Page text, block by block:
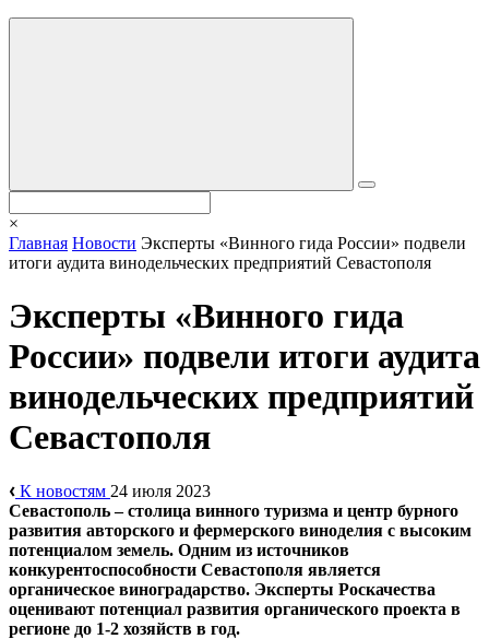
×
Главная Новости Эксперты «Винного гида России» подвели
итоги аудита винодельческих предприятий Севастополя
Эксперты «Винного гида
России» подвели итоги аудита
винодельческих предприятий
Севастополя
К новостям 24 июля 2023
Севастополь – столица винного туризма и центр бурного
развития авторского и фермерского виноделия с высоким
потенциалом земель. Одним из источников
конкурентоспособности Севастополя является
органическое виноградарство. Эксперты Роскачества
оценивают потенциал развития органического проекта в
регионе до 1-2 хозяйств в год.